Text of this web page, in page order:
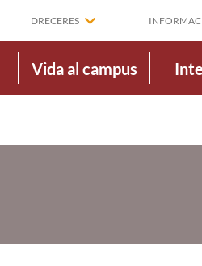
DRECERES
Vida al campus